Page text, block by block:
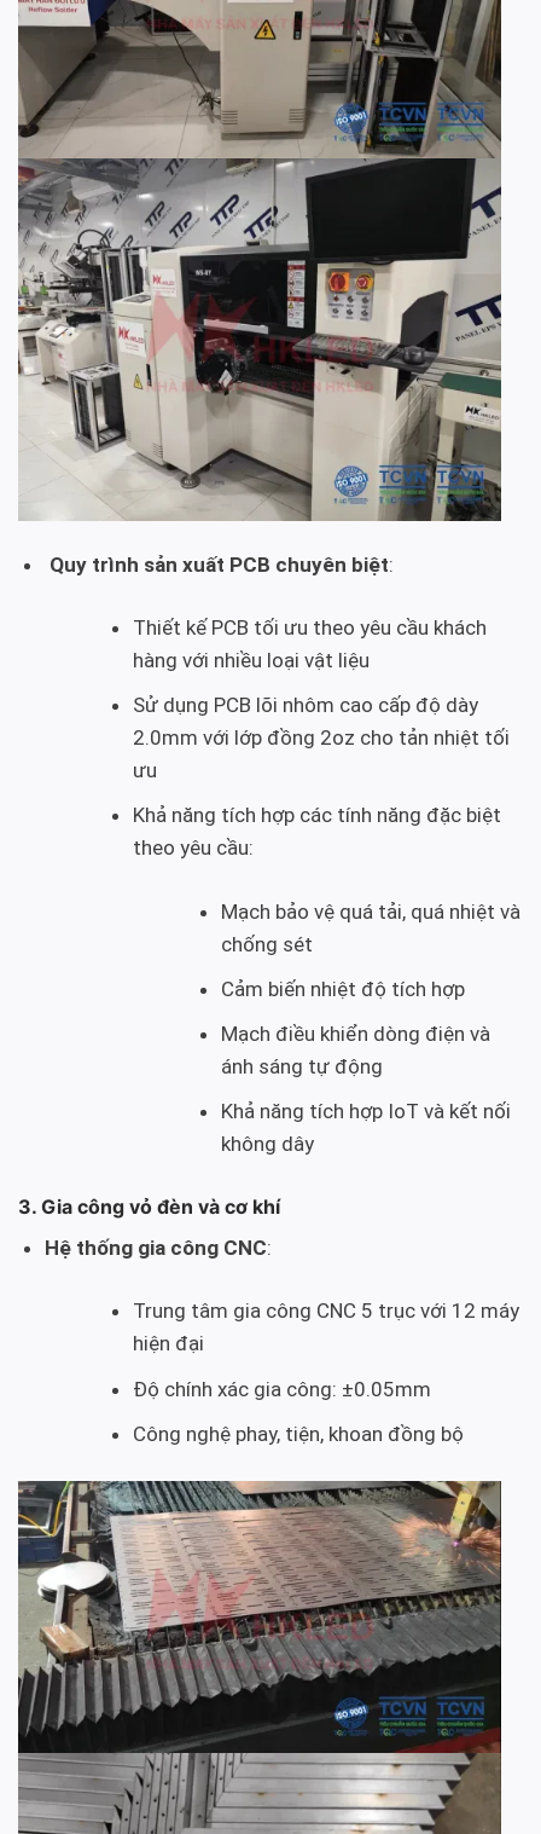
Quy trình sản xuất PCB chuyên biệt:
Thiết kế PCB tối ưu theo yêu cầu khách
hàng với nhiều loại vật liệu
Sử dụng PCB lõi nhôm cao cấp độ dày
2.0mm với lớp đồng 2oz cho tản nhiệt tối
ưu
Khả năng tích hợp các tính năng đặc biệt
theo yêu cầu:
Mạch bảo vệ quá tải, quá nhiệt và
chống sét
Cảm biến nhiệt độ tích hợp
Mạch điều khiển dòng điện và
ánh sáng tự động
Khả năng tích hợp IoT và kết nối
không dây
3. Gia công vỏ đèn và cơ khí
Hệ thống gia công CNC:
Trung tâm gia công CNC 5 trục với 12 máy
hiện đại
Độ chính xác gia công: ±0.05mm
Công nghệ phay, tiện, khoan đồng bộ